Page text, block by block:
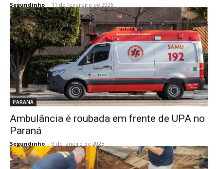
Segundinho - 11 de fevereiro de 2025
PARANÁ
Ambulância é roubada em frente de UPA no
Paraná
Segundinho - 9 de janeiro de 2025